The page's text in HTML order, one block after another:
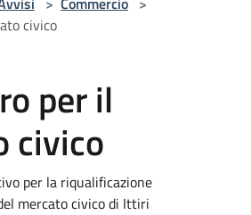
civico
per il
civico
per la riqualificazione
mercato civico di Ittiri